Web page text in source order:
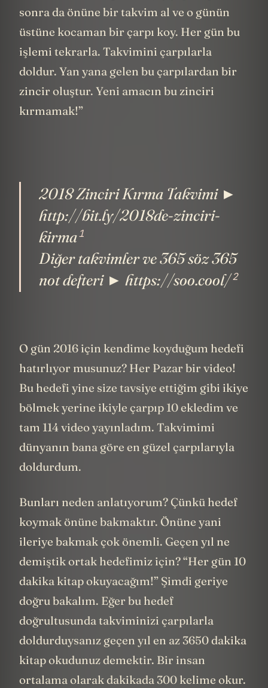
sonra da önüne bir takvim al ve o günün
üstüne kocaman bir çarpı koy. Her gün bu
işlemi tekrarla. Takvimini çarpılarla
doldur. Yan yana gelen bu çarpılardan bir
zincir oluştur. Yeni amacın bu zinciri
kırmamak!”
2018 Zinciri Kırma Takvimi ►
http://bit.ly/2018de-zinciri-
kirma1
Diğer takvimler ve 365 söz 365
not defteri ► https://soo.cool/2
O gün 2016 için kendime koyduğum hedefi
hatırlıyor musunuz? Her Pazar bir video!
Bu hedefi yine size tavsiye ettiğim gibi ikiye
bölmek yerine ikiyle çarpıp 10 ekledim ve
tam 114 video yayınladım. Takvimimi
dünyanın bana göre en güzel çarpılarıyla
doldurdum.
Bunları neden anlatıyorum? Çünkü hedef
koymak önüne bakmaktır. Önüne yani
ileriye bakmak çok önemli. Geçen yıl ne
demiştik ortak hedefimiz için? “Her gün 10
dakika kitap okuyacağım!” Şimdi geriye
doğru bakalım. Eğer bu hedef
doğrultusunda takviminizi çarpılarla
doldurduysanız geçen yıl en az 3650 dakika
kitap okudunuz demektir. Bir insan
ortalama olarak dakikada 300 kelime okur.